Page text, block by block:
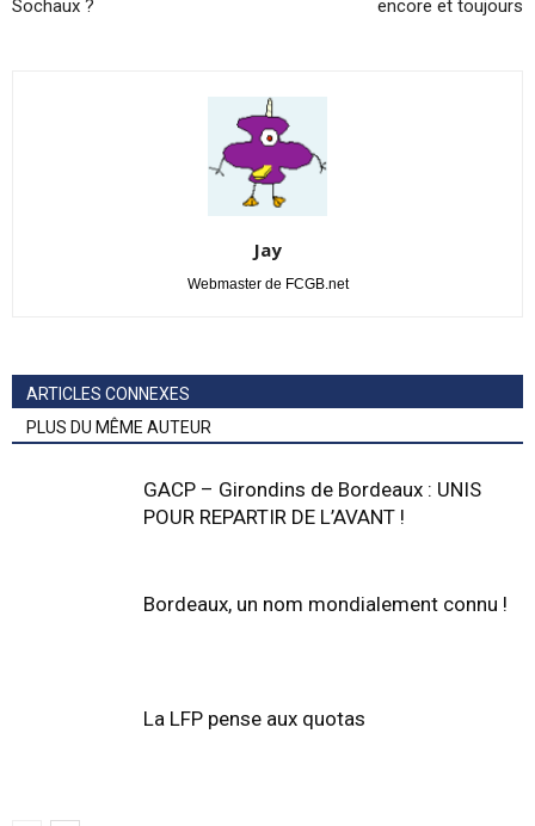
Sochaux ?
encore et toujours
Jay
Webmaster de FCGB.net
ARTICLES CONNEXES
PLUS DU MÊME AUTEUR
GACP – Girondins de Bordeaux : UNIS
POUR REPARTIR DE L’AVANT !
Bordeaux, un nom mondialement connu !
La LFP pense aux quotas